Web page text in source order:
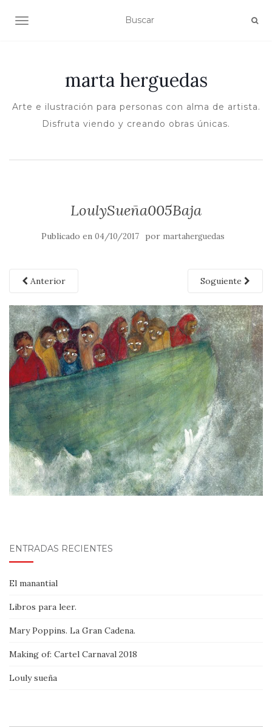
ALTERNAR NAVEGACIÓN
marta herguedas
Arte e ilustración para personas con alma de artista.
Disfruta viendo y creando obras únicas.
LoulySueña005Baja
Publicado en 04/10/2017 por martaherguedas
Anterior Soguiente
ENTRADAS RECIENTES
El manantial
Libros para leer.
Mary Poppins. La Gran Cadena.
Making of: Cartel Carnaval 2018
Louly sueña